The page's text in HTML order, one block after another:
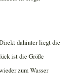
dahinter liegt die
ist die Größe
zum Wasser